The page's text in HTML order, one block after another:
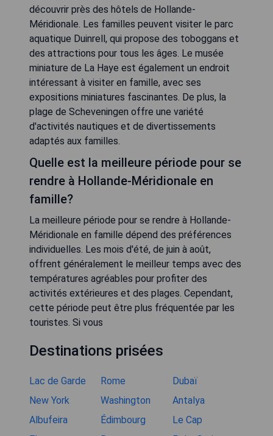
découvrir près des hôtels de Hollande-
Méridionale. Les familles peuvent visiter le parc
aquatique Duinrell, qui propose des toboggans et
des attractions pour tous les âges. Le musée
miniature de La Haye est également un endroit
intéressant à visiter en famille, avec ses
expositions miniatures fascinantes. De plus, la
plage de Scheveningen offre une variété
d'activités nautiques et de divertissements
adaptés aux familles.
Quelle est la meilleure période pour se
rendre à Hollande-Méridionale en
famille?
La meilleure période pour se rendre à Hollande-
Méridionale en famille dépend des préférences
individuelles. Les mois d'été, de juin à août,
offrent généralement le meilleur temps avec des
températures agréables pour profiter des
activités extérieures et des plages. Cependant,
cette période peut être plus fréquentée par les
touristes. Si vous
Destinations prisées
Lac de Garde Rome
Dubaï
New York
Washington
Antalya
Albufeira
Édimbourg
Le Cap